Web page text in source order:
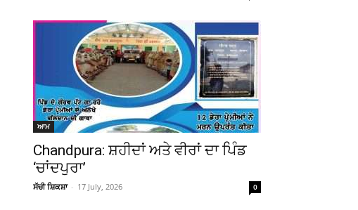
ਆਮ
Chandpura: ਸ਼ਹੀਦਾਂ ਅਤੇ ਵੀਰਾਂ ਦਾ ਪਿੰਡ
‘ਚਾਂਦਪੁਰਾ’
ਸੱਚੀ ਸ਼ਿਕਸ਼ਾ - 17 July, 2026 0